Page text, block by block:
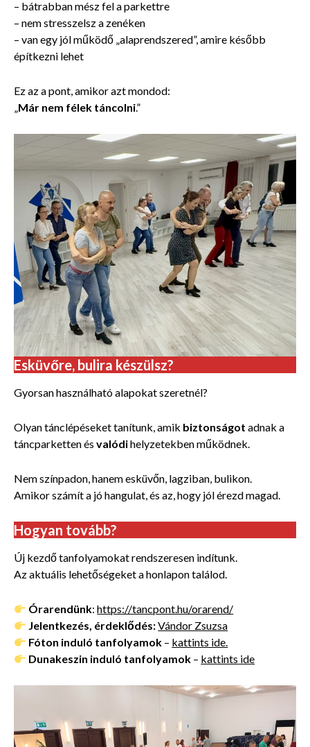
– bátrabban mész fel a parkettre
– nem stresszelsz a zenéken
– van egy jól működő „alaprendszered”, amire később
építkezni lehet
Ez az a pont, amikor azt mondod:
„Már nem félek táncolni.”
Esküvőre, bulira készülsz?
Gyorsan használható alapokat szeretnél?
Olyan tánclépéseket tanítunk, amik biztonságot adnak a
táncparketten és valódihelyzetekben működnek.
Nem színpadon, hanem esküvőn, lagziban, bulikon.
Amikor számít a jó hangulat, és az, hogy jól érezd magad.
Hogyan tovább?
Új kezdő tanfolyamokat rendszeresen indítunk.
Az aktuális lehetőségeket a honlapon találod.
Órarendünk:https://tancpont.hu/orarend/
Jelentkezés, érdeklődés:Vándor Zsuzsa
Fóton induló tanfolyamok – kattints ide.
Dunakeszin induló tanfolyamok – kattints ide